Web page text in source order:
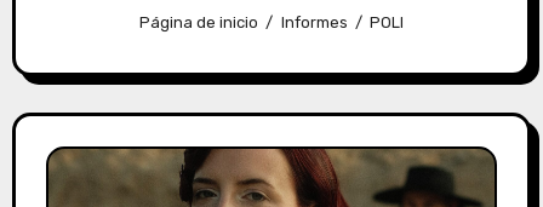
Página de inicio Informes POLI